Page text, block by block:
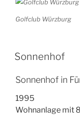
Golfclub Würzburg
Sonnenhof
Sonnenhof in
1995
Wohnanlage mit